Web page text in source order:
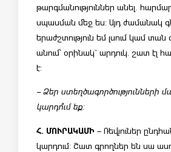
թարգմանություններ անել.
սպասման մեջ ես: Այդ ժամանակ
երաժշտություն եմ լսում կամ տան
անում՝ օրինակ` արդուկ. շատ էլ
է:
– Ձեր ստեղծագործությունների
կարդո՞ւմ եք:
Հ. ՄՈՒՐԱԿԱՄԻ – Ռեվյուներ
կարդում: Շատ գրողներ են սա